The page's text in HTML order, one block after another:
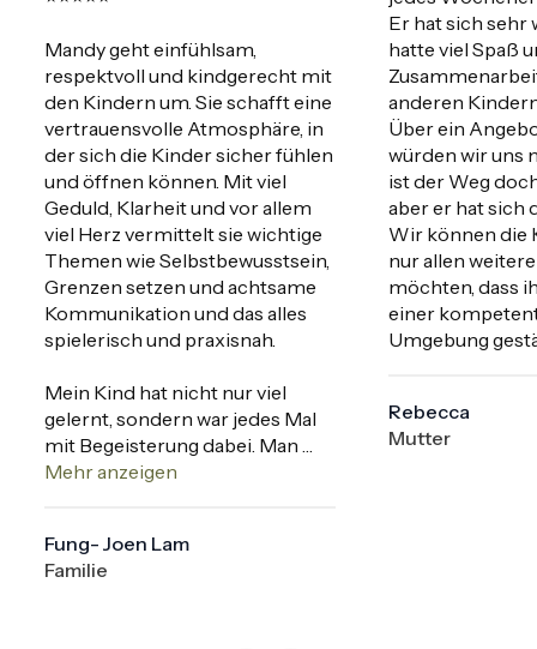
Mandy geht einfühlsam,
respektvoll und kindgerecht mit
den Kindern um. Sie schafft eine
vertrauensvolle Atmosphäre, in
der sich die Kinder sicher fühlen
und öffnen können. Mit viel
Geduld, Klarheit und vor allem
viel Herz vermittelt sie wichtige
Themen wie Selbstbewusstsein,
Grenzen setzen und achtsame
Kommunikation und das alles
spielerisch und praxisnah.
Mein Kind hat nicht nur viel
gelernt, sondern war jedes Mal
mit Begeisterung dabei. Man
merkt, dass Mandy ihre Arbeit
bewegen möchte.
Mehr anzeigen
Fung- Joen Lam
Familie
Er hat sich sehr
hatte viel Spaß
anderen
Über ein
würden wir uns
ist der Weg
aber er hat sich
Wir können die
nur allen
möchten, dass
einer
Umgebung
Rebecca
Mutter